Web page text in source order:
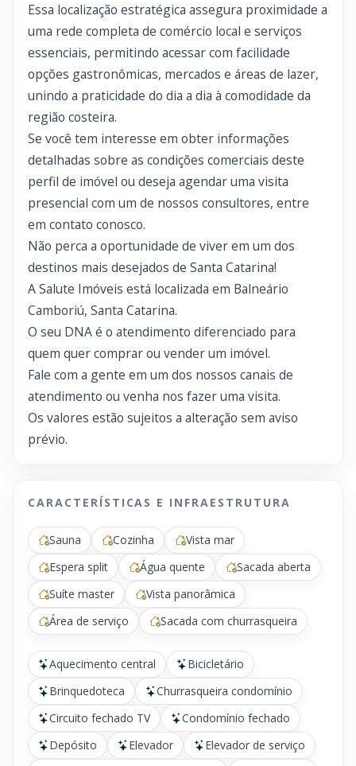
Essa localização estratégica assegura proximidade a
uma rede completa de comércio local e serviços
essenciais, permitindo acessar com facilidade
opções gastronômicas, mercados e áreas de lazer,
unindo a praticidade do dia a dia à comodidade da
região costeira.
Se você tem interesse em obter informações
detalhadas sobre as condições comerciais deste
perfil de imóvel ou deseja agendar uma visita
presencial com um de nossos consultores, entre
em contato conosco.
Não perca a oportunidade de viver em um dos
destinos mais desejados de Santa Catarina!
A Salute Imóveis está localizada em Balneário
Camboriú, Santa Catarina.
O seu DNA é o atendimento diferenciado para
quem quer comprar ou vender um imóvel.
Fale com a gente em um dos nossos canais de
atendimento ou venha nos fazer uma visita.
Os valores estão sujeitos a alteração sem aviso
prévio.
CARACTERÍSTICAS E INFRAESTRUTURA
Sauna Cozinha
Vista mar
Espera split
Água quente
Sacada aberta
Suíte master
Vista panorâmica
Área de serviço
Sacada com churrasqueira
Aquecimento central
Bicicletário
Brinquedoteca
Churrasqueira condomínio
Circuito fechado TV
Condomínio fechado
Depósito
Elevador
Elevador de serviço